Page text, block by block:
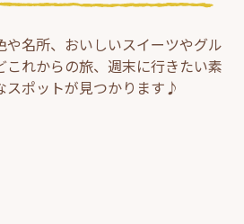
や名所、おいしいスイーツやグル
これからの旅、週末に行きたい素
スポットが見つかります♪